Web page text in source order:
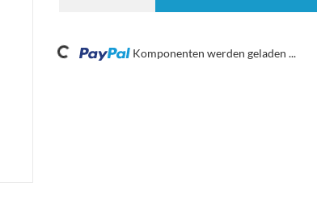
Loading... Komponenten werden geladen ...